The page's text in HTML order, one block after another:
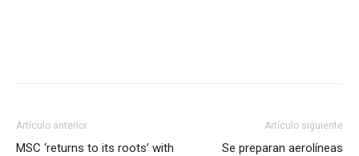
Artículo anterior
MSC ‘returns to its roots’ with
Artículo siguiente
Se preparan aerolíneas